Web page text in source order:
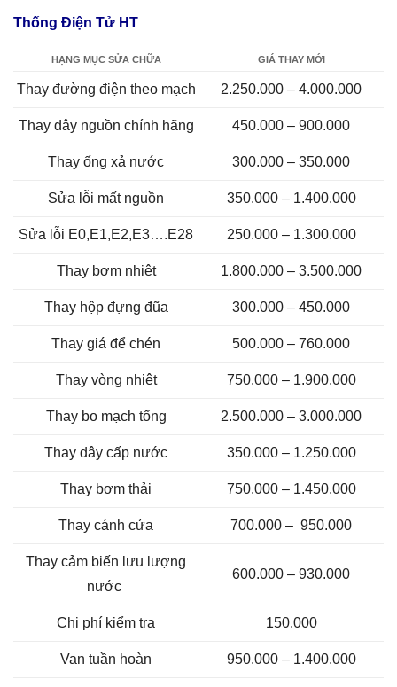
Thống Điện Tử HT
HẠNG MỤC SỬA CHỮA GIÁ THAY MỚI
Thay đường điện theo mạch 2.250.000 – 4.000.000
Thay dây nguồn chính hãng 450.000 – 900.000
Thay ống xả nước 300.000 – 350.000
Sửa lỗi mất nguồn 350.000 – 1.400.000
Sửa lỗi E0,E1,E2,E3….E28 250.000 – 1.300.000
Thay bơm nhiệt 1.800.000 – 3.500.000
Thay hộp đựng đũa 300.000 – 450.000
Thay giá để chén 500.000 – 760.000
Thay vòng nhiệt 750.000 – 1.900.000
Thay bo mạch tổng 2.500.000 – 3.000.000
Thay dây cấp nước 350.000 – 1.250.000
Thay bơm thải 750.000 – 1.450.000
Thay cánh cửa 700.000 – 950.000
Thay cảm biến lưu lượng
nước
600.000 – 930.000
Chi phí kiểm tra 150.000
Van tuần hoàn 950.000 – 1.400.000